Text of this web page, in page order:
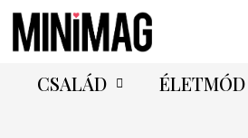
CSALÁD ÉLETMÓD